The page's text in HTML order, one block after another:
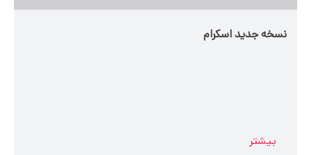
نسخه جدید اسکرام
بیشتر